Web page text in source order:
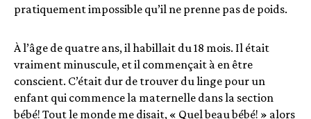
pratiquement impossible qu’il ne prenne pas de poids.
À l’âge de quatre ans, il habillait du 18 mois. Il était
vraiment minuscule, et il commençait à en être
conscient. C’était dur de trouver du linge pour un
enfant qui commence la maternelle dans la section
bébé! Tout le monde me disait, « Quel beau bébé! » alors